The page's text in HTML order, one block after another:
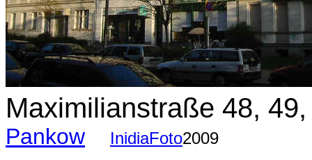
Maximilianstraße 48,
Pankow InidiaFoto2009